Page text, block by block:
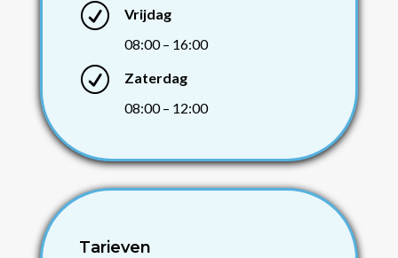
R
Vrijdag
08:00 – 16:00
R
Zaterdag
08:00 – 12:00
Tarieven